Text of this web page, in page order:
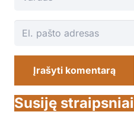
Įrašyti komentarą
Susiję straipsniai